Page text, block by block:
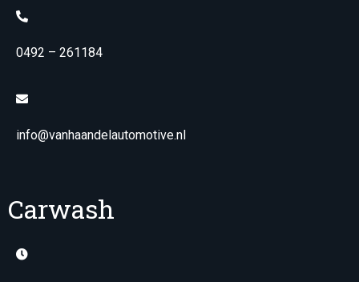
0492 – 261184
info@vanhaandelautomotive.nl
Carwash